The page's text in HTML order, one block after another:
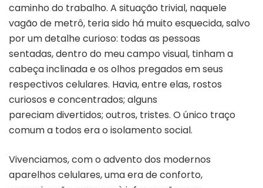
caminho do trabalho. A situação trivial, naquele
vagão de metrô, teria sido há muito esquecida, salvo
por um detalhe curioso: todas as pessoas
sentadas, dentro do meu campo visual, tinham a
cabeça inclinada e os olhos pregados em seus
respectivos celulares. Havia, entre elas, rostos
curiosos e concentrados; alguns
pareciam divertidos; outros, tristes. O único traço
comum a todos era o isolamento social.
Vivenciamos, com o advento dos modernos
aparelhos celulares, uma era de conforto,